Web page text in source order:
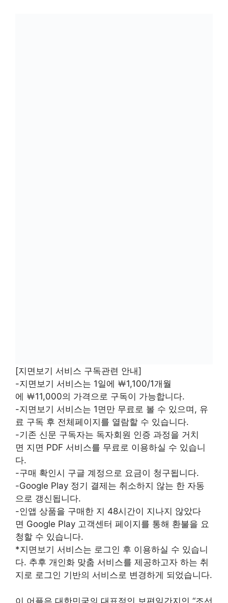
[지면보기 서비스 구독관련 안내]
-지면보기 서비스는 1일에 ￦1,100/1개월
에 ￦11,000의 가격으로 구독이 가능합니다.
-지면보기 서비스는 1면만 무료로 볼 수 있으며, 유
료 구독 후 전체페이지를 열람할 수 있습니다.
-기존 신문 구독자는 독자회원 인증 과정을 거치
면 지면 PDF 서비스를 무료로 이용하실 수 있습니
다.
-구매 확인시 구글 계정으로 요금이 청구됩니다.
-Google Play 정기 결제는 취소하지 않는 한 자동
으로 갱신됩니다.
-인앱 상품을 구매한 지 48시간이 지나지 않았다
면 Google Play 고객센터 페이지를 통해 환불을 요
청할 수 있습니다.
*지면보기 서비스는 로그인 후 이용하실 수 있습니
다. 추후 개인화 맞춤 서비스를 제공하고자 하는 취
지로 로그인 기반의 서비스로 변경하게 되었습니다.
이 어플은 대한민국의 대표적인 보편일간지인 “조선